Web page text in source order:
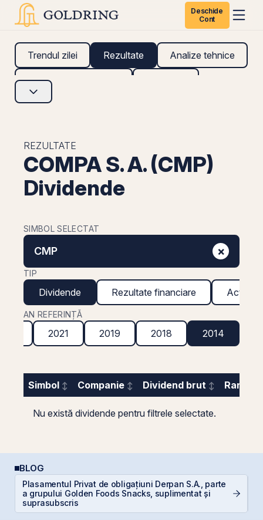
Deschide
Cont
Trendul zilei Rezultate Analize tehnice
Analize fundamentale
REZULTATE
COMPA S. A. (CMP)
Dividende
SIMBOL SELECTAT
CMP ×
TIP
Dividende Rezultate financiare Acțiuni
AN REFERINȚĂ
2021 2019 2018 2014
Simbol Companie Dividend brut
Nu există dividende pentru filtrele selectate.
BLOG
Plasamentul Privat de obligațiuni Derpan S.A., parte
a grupului Golden Foods Snacks, suplimentat și
suprasubscris